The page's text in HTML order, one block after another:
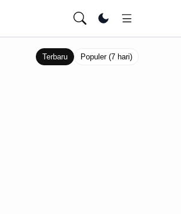
Ubah tema
Terbaru Populer (7 hari)